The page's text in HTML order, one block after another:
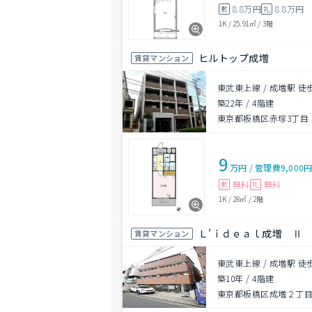
敷 8.8万円礼 8.8万円
1K / 25.91㎡ / 3階
賃貸マンション ヒルトップ成増
東武東上線 / 成増駅 徒
築22年 /4階建
東京都板橋区赤塚3丁目
9 万円 /管理費9,000円
敷 無料 礼 無料
1K / 28㎡ / 2階
賃貸マンション Ｌ’ｉｄｅａｌ成増 Ⅱ
東武東上線 / 成増駅 徒
築10年 /4階建
東京都板橋区成増２丁目